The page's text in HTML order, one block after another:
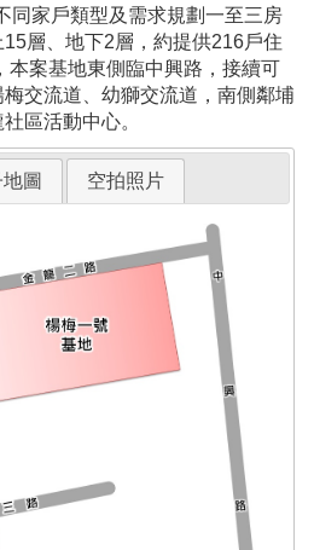
同家戶類型及需求規劃一至三房
層、地下2層，約提供216戶住
本案基地東側臨中興路，接續可
交流道、幼獅交流道，南側鄰埔
區活動中心。
圖 空拍照片